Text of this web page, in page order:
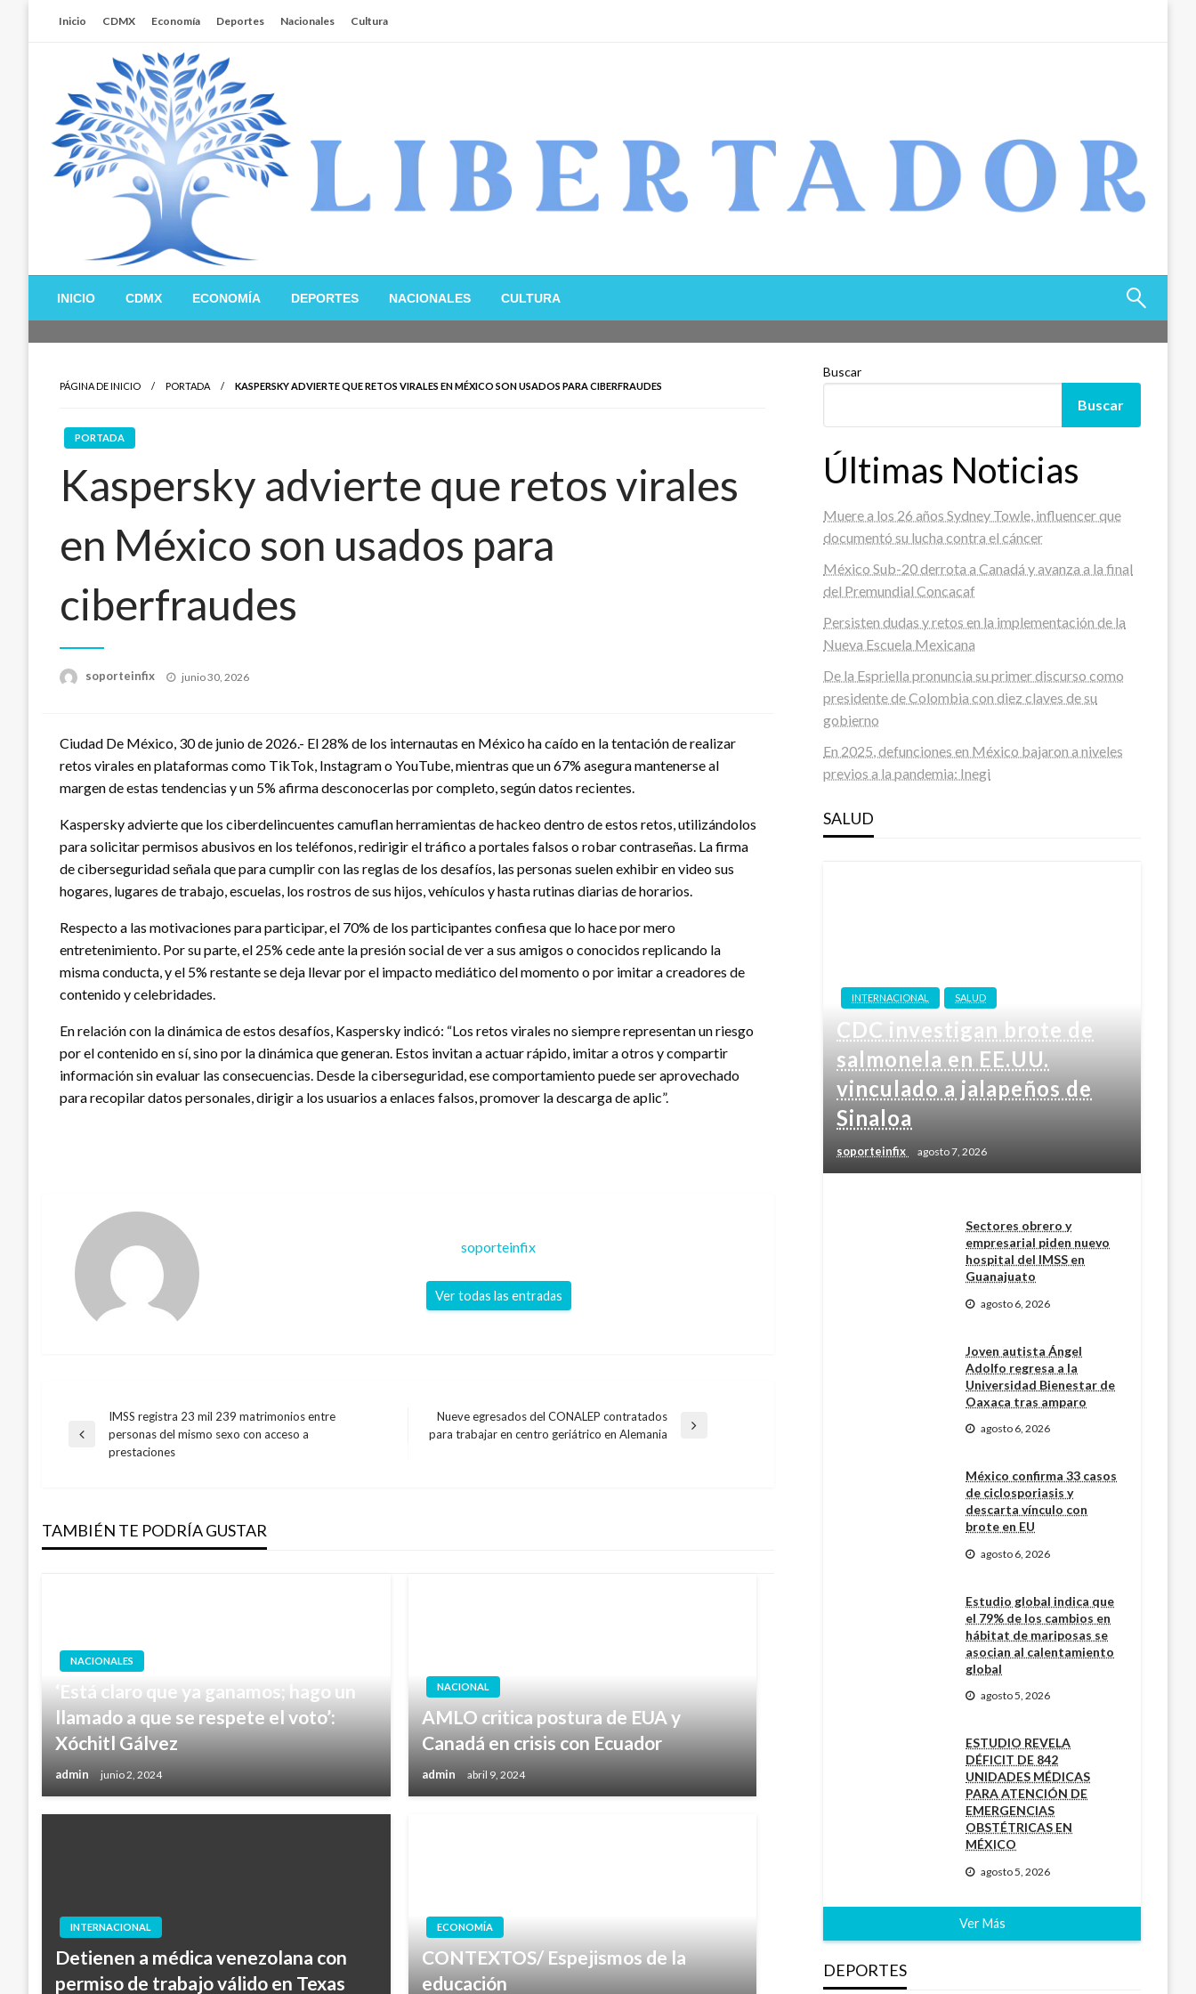
Inicio CDMX Economía Deportes Nacionales Cultura
Libertador MX
INICIO CDMX ECONOMÍA DEPORTES NACIONALES CULTURA
PÁGINA DE INICIO PORTADA KASPERSKY ADVIERTE QUE RETOS VIRALES EN MÉXICO SON USADOS PARA CIBERFRAUDES
PORTADA
Kaspersky advierte que retos virales
en México son usados para
ciberfraudes
soporteinfix
Publicado
junio 30, 2026
Ciudad De México, 30 de junio de 2026.- El 28% de los internautas en México ha caído en la tentación de realizar
retos virales en plataformas como TikTok, Instagram o YouTube, mientras que un 67% asegura mantenerse al
margen de estas tendencias y un 5% afirma desconocerlas por completo, según datos recientes.
Kaspersky advierte que los ciberdelincuentes camuflan herramientas de hackeo dentro de estos retos, utilizándolos
para solicitar permisos abusivos en los teléfonos, redirigir el tráfico a portales falsos o robar contraseñas. La firma
de ciberseguridad señala que para cumplir con las reglas de los desafíos, las personas suelen exhibir en video sus
hogares, lugares de trabajo, escuelas, los rostros de sus hijos, vehículos y hasta rutinas diarias de horarios.
Respecto a las motivaciones para participar, el 70% de los participantes confiesa que lo hace por mero
entretenimiento. Por su parte, el 25% cede ante la presión social de ver a sus amigos o conocidos replicando la
misma conducta, y el 5% restante se deja llevar por el impacto mediático del momento o por imitar a creadores de
contenido y celebridades.
En relación con la dinámica de estos desafíos, Kaspersky indicó: “Los retos virales no siempre representan un riesgo
por el contenido en sí, sino por la dinámica que generan. Estos invitan a actuar rápido, imitar a otros y compartir
información sin evaluar las consecuencias. Desde la ciberseguridad, ese comportamiento puede ser aprovechado
para recopilar datos personales, dirigir a los usuarios a enlaces falsos, promover la descarga de aplic”.
soporteinfix
Ver todas las entradas
Navegación
entradas
Entrada
anterior
IMSS registra 23 mil 239 matrimonios entre
personas del mismo sexo con acceso a
prestaciones
Entrada
Nueve egresados del CONALEP contratados
para trabajar en centro geriátrico en Alemania
TAMBIÉN TE PODRÍA GUSTAR
NACIONALES
‘Está claro que ya ganamos; hago un
llamado a que se respete el voto’:
Xóchitl Gálvez
admin junio 2, 2024
NACIONAL
AMLO critica postura de EUA y
Canadá en crisis con Ecuador
admin abril 9, 2024
INTERNACIONAL
Detienen a médica venezolana con
permiso de trabajo válido en Texas
ECONOMÍA
CONTEXTOS/ Espejismos de la
educación
Buscar
Buscar
Últimas Noticias
Muere a los 26 años Sydney Towle, influencer que
documentó su lucha contra el cáncer
México Sub-20 derrota a Canadá y avanza a la final
del Premundial Concacaf
Persisten dudas y retos en la implementación de la
Nueva Escuela Mexicana
De la Espriella pronuncia su primer discurso como
presidente de Colombia con diez claves de su
gobierno
En 2025, defunciones en México bajaron a niveles
previos a la pandemia: Inegi
SALUD
INTERNACIONAL SALUD
CDC investigan brote de
salmonela en EE.UU.
vinculado a jalapeños de
Sinaloa
soporteinfix agosto 7, 2026
Sectores obrero y
empresarial piden nuevo
hospital del IMSS en
Guanajuato
agosto 6, 2026
Joven autista Ángel
Adolfo regresa a la
Universidad Bienestar de
Oaxaca tras amparo
agosto 6, 2026
México confirma 33 casos
de ciclosporiasis y
descarta vínculo con
brote en EU
agosto 6, 2026
Estudio global indica que
el 79% de los cambios en
hábitat de mariposas se
asocian al calentamiento
global
agosto 5, 2026
ESTUDIO REVELA
DÉFICIT DE 842
UNIDADES MÉDICAS
PARA ATENCIÓN DE
EMERGENCIAS
OBSTÉTRICAS EN
MÉXICO
agosto 5, 2026
Ver Más
DEPORTES